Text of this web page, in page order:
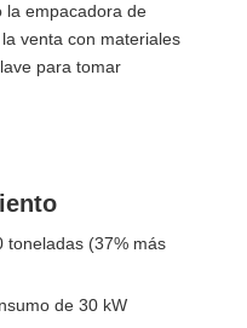
la empacadora de
venta con materiales
para tomar
toneladas (37% más
de 30 kW